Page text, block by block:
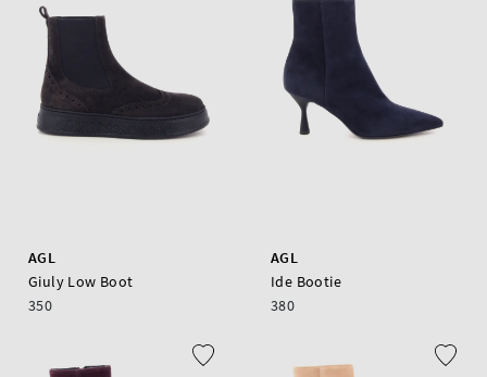
AGL
Giuly Low Boot
350
AGL
Ide Bootie
380